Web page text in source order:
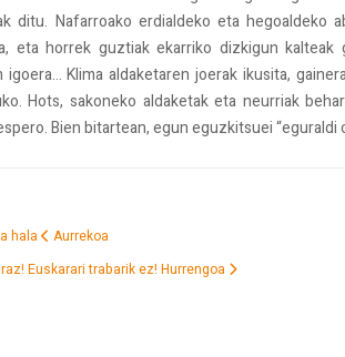
ditu. Nafarroako erdialdeko eta hegoaldeko
eta horrek guztiak ekarriko dizkigun kalteak
Klima aldaketaren joerak ikusita,
Hots, sakoneko aldaketak eta neurriak
Bien bitartean, egun eguzkitsuei “eguraldi
hala
Aurrekoa
Euskarari trabarik ez!Hurrengoa